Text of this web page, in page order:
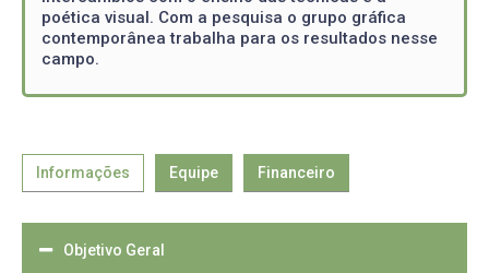
poética visual. Com a pesquisa o grupo gráfica
contemporânea trabalha para os resultados nesse
campo.
Informações Equipe Financeiro
Objetivo Geral